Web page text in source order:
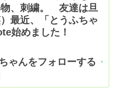
、刺繍。 友達は旦
最近、「とうふちゃ
始めました！
ゃんをフォローする